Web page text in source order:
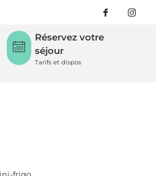
Réservez votre
séjour
Tarifs et dispos